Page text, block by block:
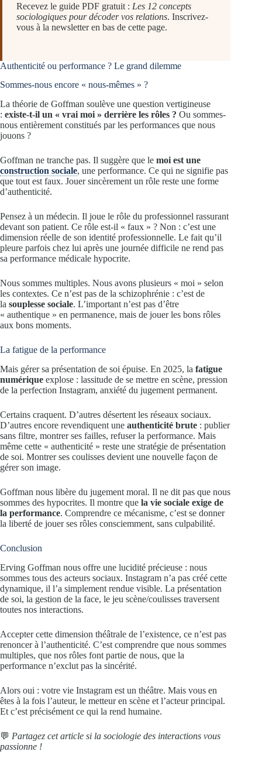
Recevez le guide PDF gratuit : Les 12 concepts
sociologiques pour décoder vos relations. Inscrivez-
vous à la newsletter en bas de cette page.
Authenticité ou performance ? Le grand dilemme
Sommes-nous encore « nous-mêmes » ?
La théorie de Goffman soulève une question vertigineuse
: existe-t-il un « vrai moi » derrière les rôles ? Ou sommes-
nous entièrement constitués par les performances que nous
jouons ?
Goffman ne tranche pas. Il suggère que le moi est une
construction sociale, une performance. Ce qui ne signifie pas
que tout est faux. Jouer sincèrement un rôle reste une forme
d’authenticité.
Pensez à un médecin. Il joue le rôle du professionnel rassurant
devant son patient. Ce rôle est-il « faux » ? Non : c’est une
dimension réelle de son identité professionnelle. Le fait qu’il
pleure parfois chez lui après une journée difficile ne rend pas
sa performance médicale hypocrite.
Nous sommes multiples. Nous avons plusieurs « moi » selon
les contextes. Ce n’est pas de la schizophrénie : c’est de
la souplesse sociale. L’important n’est pas d’être
« authentique » en permanence, mais de jouer les bons rôles
aux bons moments.
La fatigue de la performance
Mais gérer sa présentation de soi épuise. En 2025, la fatigue
numérique explose : lassitude de se mettre en scène, pression
de la perfection Instagram, anxiété du jugement permanent.
Certains craquent. D’autres désertent les réseaux sociaux.
D’autres encore revendiquent une authenticité brute : publier
sans filtre, montrer ses failles, refuser la performance. Mais
même cette « authenticité » reste une stratégie de présentation
de soi. Montrer ses coulisses devient une nouvelle façon de
gérer son image.
Goffman nous libère du jugement moral. Il ne dit pas que nous
sommes des hypocrites. Il montre que la vie sociale exige de
la performance. Comprendre ce mécanisme, c’est se donner
la liberté de jouer ses rôles consciemment, sans culpabilité.
Conclusion
Erving Goffman nous offre une lucidité précieuse : nous
sommes tous des acteurs sociaux. Instagram n’a pas créé cette
dynamique, il l’a simplement rendue visible. La présentation
de soi, la gestion de la face, le jeu scène/coulisses traversent
toutes nos interactions.
Accepter cette dimension théâtrale de l’existence, ce n’est pas
renoncer à l’authenticité. C’est comprendre que nous sommes
multiples, que nos rôles font partie de nous, que la
performance n’exclut pas la sincérité.
Alors oui : votre vie Instagram est un théâtre. Mais vous en
êtes à la fois l’auteur, le metteur en scène et l’acteur principal.
Et c’est précisément ce qui la rend humaine.
💬 Partagez cet article si la sociologie des interactions vous
passionne !